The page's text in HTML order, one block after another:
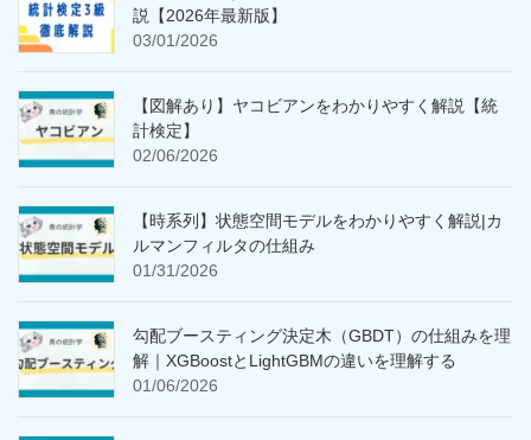
説【2026年最新版】
03/01/2026
【図解あり】ヤコビアンをわかりやすく解説【統
計検定】
02/06/2026
【時系列】状態空間モデルをわかりやすく解説|カ
ルマンフィルタの仕組み
01/31/2026
勾配ブースティング決定木（GBDT）の仕組みを理
解｜XGBoostとLightGBMの違いを理解する
01/06/2026